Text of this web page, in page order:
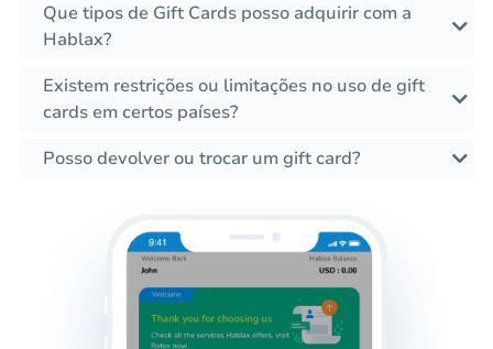
Que tipos de Gift Cards posso adquirir com a
Hablax?
Existem restrições ou limitações no uso de gift
cards em certos países?
Posso devolver ou trocar um gift card?